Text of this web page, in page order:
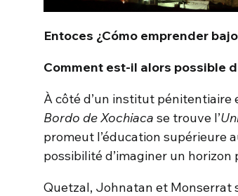
Entoces ¿Cómo emprender
Comment est-il alors possible
À côté d’un institut
Bordo de Xochiaca se trouve l’
promeut l’éducation supérieure
possibilité d’imaginer un
Quetzal, Johnatan et Monserrat